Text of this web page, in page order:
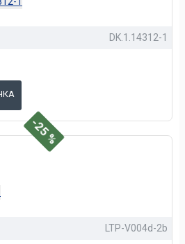
DK.1.14312-1
-25 %
LTP-V004d-2b